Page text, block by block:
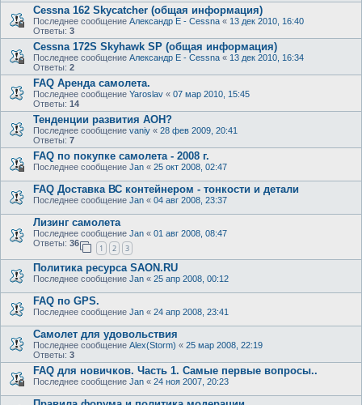
Cessna 162 Skycatcher (общая информация)
Последнее сообщение Александр E - Cessna « 13 дек 2010, 16:40
Ответы: 3
Cessna 172S Skyhawk SP (общая информация)
Последнее сообщение Александр E - Cessna « 13 дек 2010, 16:34
Ответы: 2
FAQ Аренда самолета.
Последнее сообщение Yaroslav « 07 мар 2010, 15:45
Ответы: 14
Тенденции развития АОН?
Последнее сообщение vaniy « 28 фев 2009, 20:41
Ответы: 7
FAQ по покупке самолета - 2008 г.
Последнее сообщение Jan « 25 окт 2008, 02:47
FAQ Доставка ВС контейнером - тонкости и детали
Последнее сообщение Jan « 04 авг 2008, 23:37
Лизинг самолета
Последнее сообщение Jan « 01 авг 2008, 08:47
Ответы: 36
1 2 3
Политика ресурса SAON.RU
Последнее сообщение Jan « 25 апр 2008, 00:12
FAQ по GPS.
Последнее сообщение Jan « 24 апр 2008, 23:41
Самолет для удовольствия
Последнее сообщение Alex(Storm) « 25 мар 2008, 22:19
Ответы: 3
FAQ для новичков. Часть 1. Самые первые вопросы..
Последнее сообщение Jan « 24 ноя 2007, 20:23